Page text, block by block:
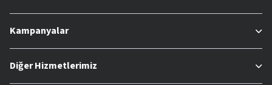
Kampanyalar
Diğer Hizmetlerimiz